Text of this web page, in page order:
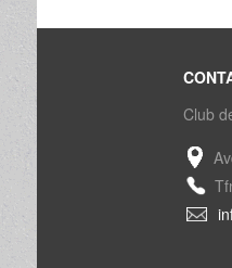
Club